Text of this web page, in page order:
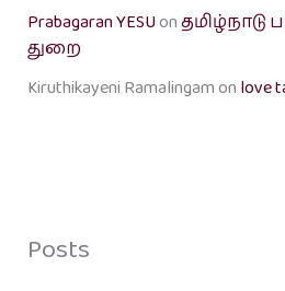
Prabagaran YESUonதமிழ்நாடு
துறை
Kiruthikayeni Ramalingamon love
Posts